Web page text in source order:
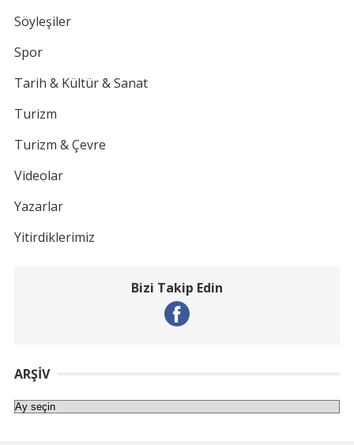
Söyleşiler
Spor
Tarih & Kültür & Sanat
Turizm
Turizm & Çevre
Videolar
Yazarlar
Yitirdiklerimiz
Bizi Takip Edin
ARŞIV
Arşiv